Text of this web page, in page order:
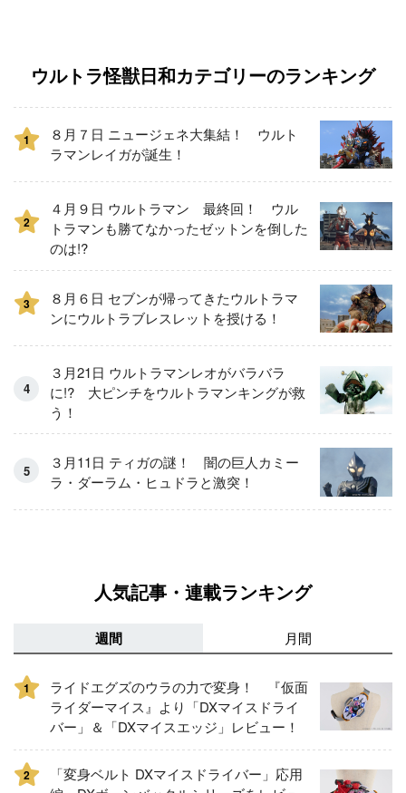
ウルトラ怪獣日和カテゴリーのランキング
1
８月７日 ニュージェネ大集結！ ウルト
ラマンレイガが誕生！
2
４月９日 ウルトラマン 最終回！ ウル
トラマンも勝てなかったゼットンを倒した
のは!?
3
８月６日 セブンが帰ってきたウルトラマ
ンにウルトラブレスレットを授ける！
３月21日 ウルトラマンレオがバラバラ
に!? 大ピンチをウルトラマンキングが救
う！
３月11日 ティガの謎！ 闇の巨人カミー
ラ・ダーラム・ヒュドラと激突！
人気記事・連載ランキング
週間 月間
1
ライドエグズのウラの力で変身！ 『仮面
ライダーマイス』より「DXマイスドライ
バー」＆「DXマイスエッジ」レビュー！
2
「変身ベルト DXマイスドライバー」応用